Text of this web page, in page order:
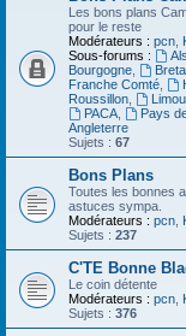
Les bons plans
pour le reste
Modérateurs : pcn
Sous-forums :
Bourgogne
Franche Comté
Roussillon
PACA, Pays
Angleterre
Sujets : 67
Bons Plans
Toutes les bonnes
astuces sympa.
Modérateurs : pcn
Sujets : 237
C'TE Bonne
Le coin détente
Modérateurs : pcn
Sujets : 376